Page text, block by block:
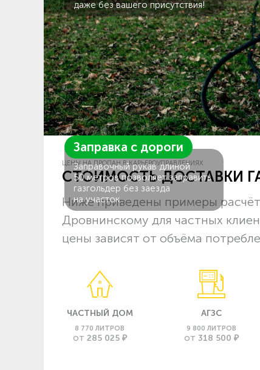
даже без вашего присутствия!
Заправка с дороги
Заправочный рукав длиной
50 метров позволяет заправить
газгольдер без заезда
на участок.
ЦЕНЫ НА ПРОПАН В КАРЬЕРОУПРАВЛЕНИЯХ
СТОИМОСТЬ ДОСТАВКИ
Ниже приведены примеры
Дровнинскому для частных
цены зависят от объёма
ЧАСТНЫЙ ДОМ
8 770 ЛИТРОВ
ОТ 285 025 ₽
АГЗС
9 800 ЛИТРОВ
ОТ 318 500 ₽